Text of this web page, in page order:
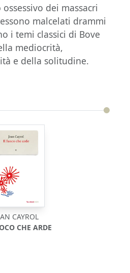
dei massacri
malcelati drammi
i temi classici di Bove
mediocrità,
e della solitudine.
CAYROL
CHE ARDE